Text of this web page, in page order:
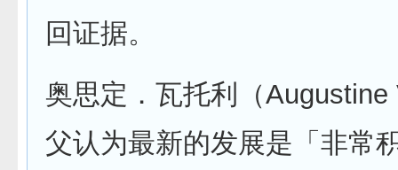
回证据。
奥思定．瓦托利（Augustine
父认为最新的发展是「非常